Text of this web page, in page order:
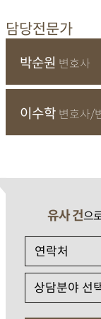
담당전문가
박순원 변호사
이수학 변호사/
유사 건으